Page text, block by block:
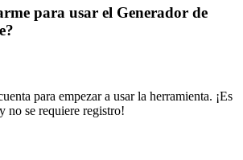
para usar el Generador de
para empezar a usar la herramienta. ¡Es
no se requiere registro!